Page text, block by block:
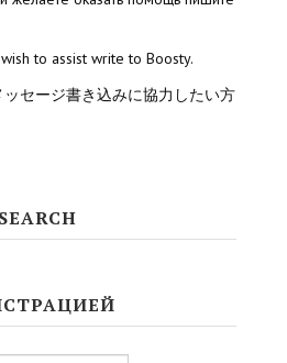
Fan Edition
Tales Remaster Fan Edition
Remaster Fan Edition
to assist write to Boosty.
セージ書き込みに協力したい方